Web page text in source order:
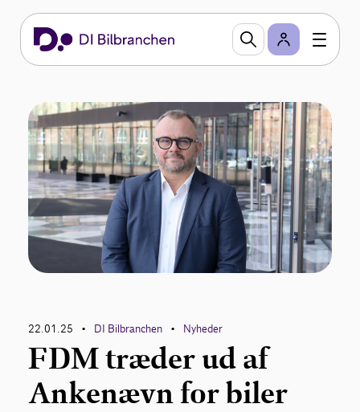
22.01.25 • DI Bilbranchen • Nyheder
FDM træder ud af
Ankenævn for biler